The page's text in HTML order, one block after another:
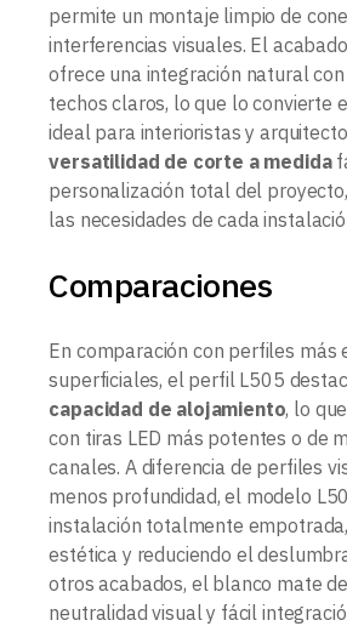
permite un montaje limpio de
interferencias visuales. El acabado
ofrece una integración natural
techos claros, lo que lo convierte
ideal para interioristas y
versatilidad de corte a medida
personalización total del
las necesidades de cada
Comparaciones
En comparación con perfiles más
superficiales, el perfil L505
capacidad de alojamiento, lo
con tiras LED más potentes o de
canales. A diferencia de perfiles
menos profundidad, el modelo
instalación totalmente
estética y reduciendo el
otros acabados, el blanco mate
neutralidad visual y fácil